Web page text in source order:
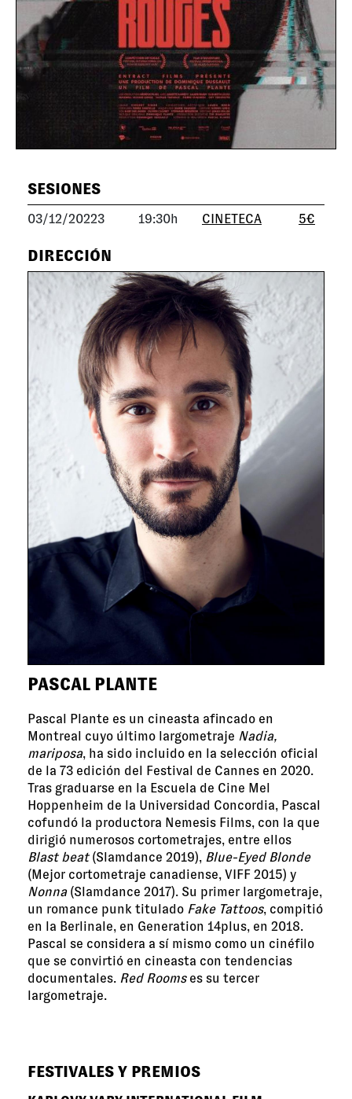
SESIONES
03/12/20223 19:30h CINETECA 5€
DIRECCIÓN
PASCAL PLANTE
Pascal Plante es un cineasta afincado en
Montreal cuyo último largometraje Nadia,
mariposa, ha sido incluido en la selección oficial
de la 73 edición del Festival de Cannes en 2020.
Tras graduarse en la Escuela de Cine Mel
Hoppenheim de la Universidad Concordia, Pascal
cofundó la productora Nemesis Films, con la que
dirigió numerosos cortometrajes, entre ellos
Blast beat(Slamdance 2019), Blue-Eyed Blonde
(Mejor cortometraje canadiense, VIFF 2015) y
Nonna (Slamdance 2017). Su primer largometraje,
un romance punk titulado Fake Tattoos, compitió
en la Berlinale, en Generation 14plus, en 2018.
Pascal se considera a sí mismo como un cinéfilo
que se convirtió en cineasta con tendencias
documentales. Red Roomses su tercer
largometraje.
FESTIVALES Y PREMIOS